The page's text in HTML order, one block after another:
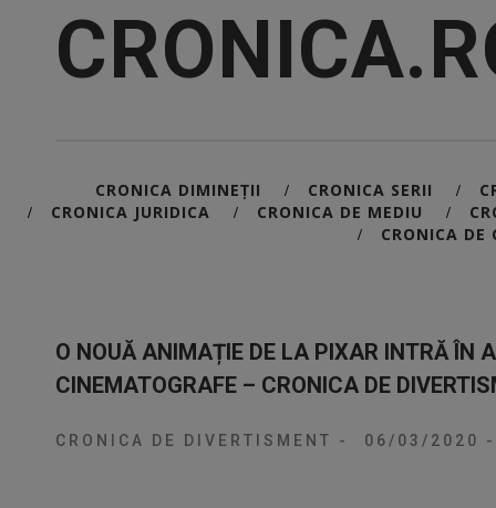
CRONICA DIMINEȚII / CRONICA SERII /
/ CRONICA JURIDICA / CRONICA DE MEDIU /
/ CRONICA DE
O NOUĂ ANIMAȚIE DE LA PIXAR INTRĂ ÎN
CINEMATOGRAFE – CRONICA DE
CRONICA DE DIVERTISMENT - 06/03/2020 -